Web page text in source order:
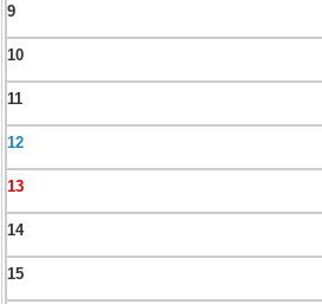
9
10
11
12
13
14
15